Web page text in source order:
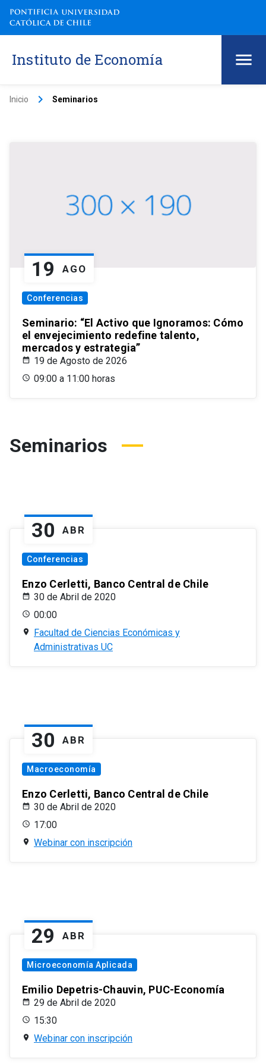
Instituto de Economía
Inicio keyboard_arrow_right Seminarios
19 AGO
Conferencias
Seminario: “El Activo que Ignoramos: Cómo
el envejecimiento redefine talento,
mercados y estrategia”
19 de Agosto de 2026
09:00 a 11:00 horas
Seminarios
30 ABR
Conferencias
Enzo Cerletti, Banco Central de Chile
30 de Abril de 2020
00:00
Facultad de Ciencias Económicas y
Administrativas UC
30 ABR
Macroeconomía
Enzo Cerletti, Banco Central de Chile
30 de Abril de 2020
17:00
Webinar con inscripción
29 ABR
Microeconomía Aplicada
Emilio Depetris-Chauvin, PUC-Economía
29 de Abril de 2020
15:30
Webinar con inscripción